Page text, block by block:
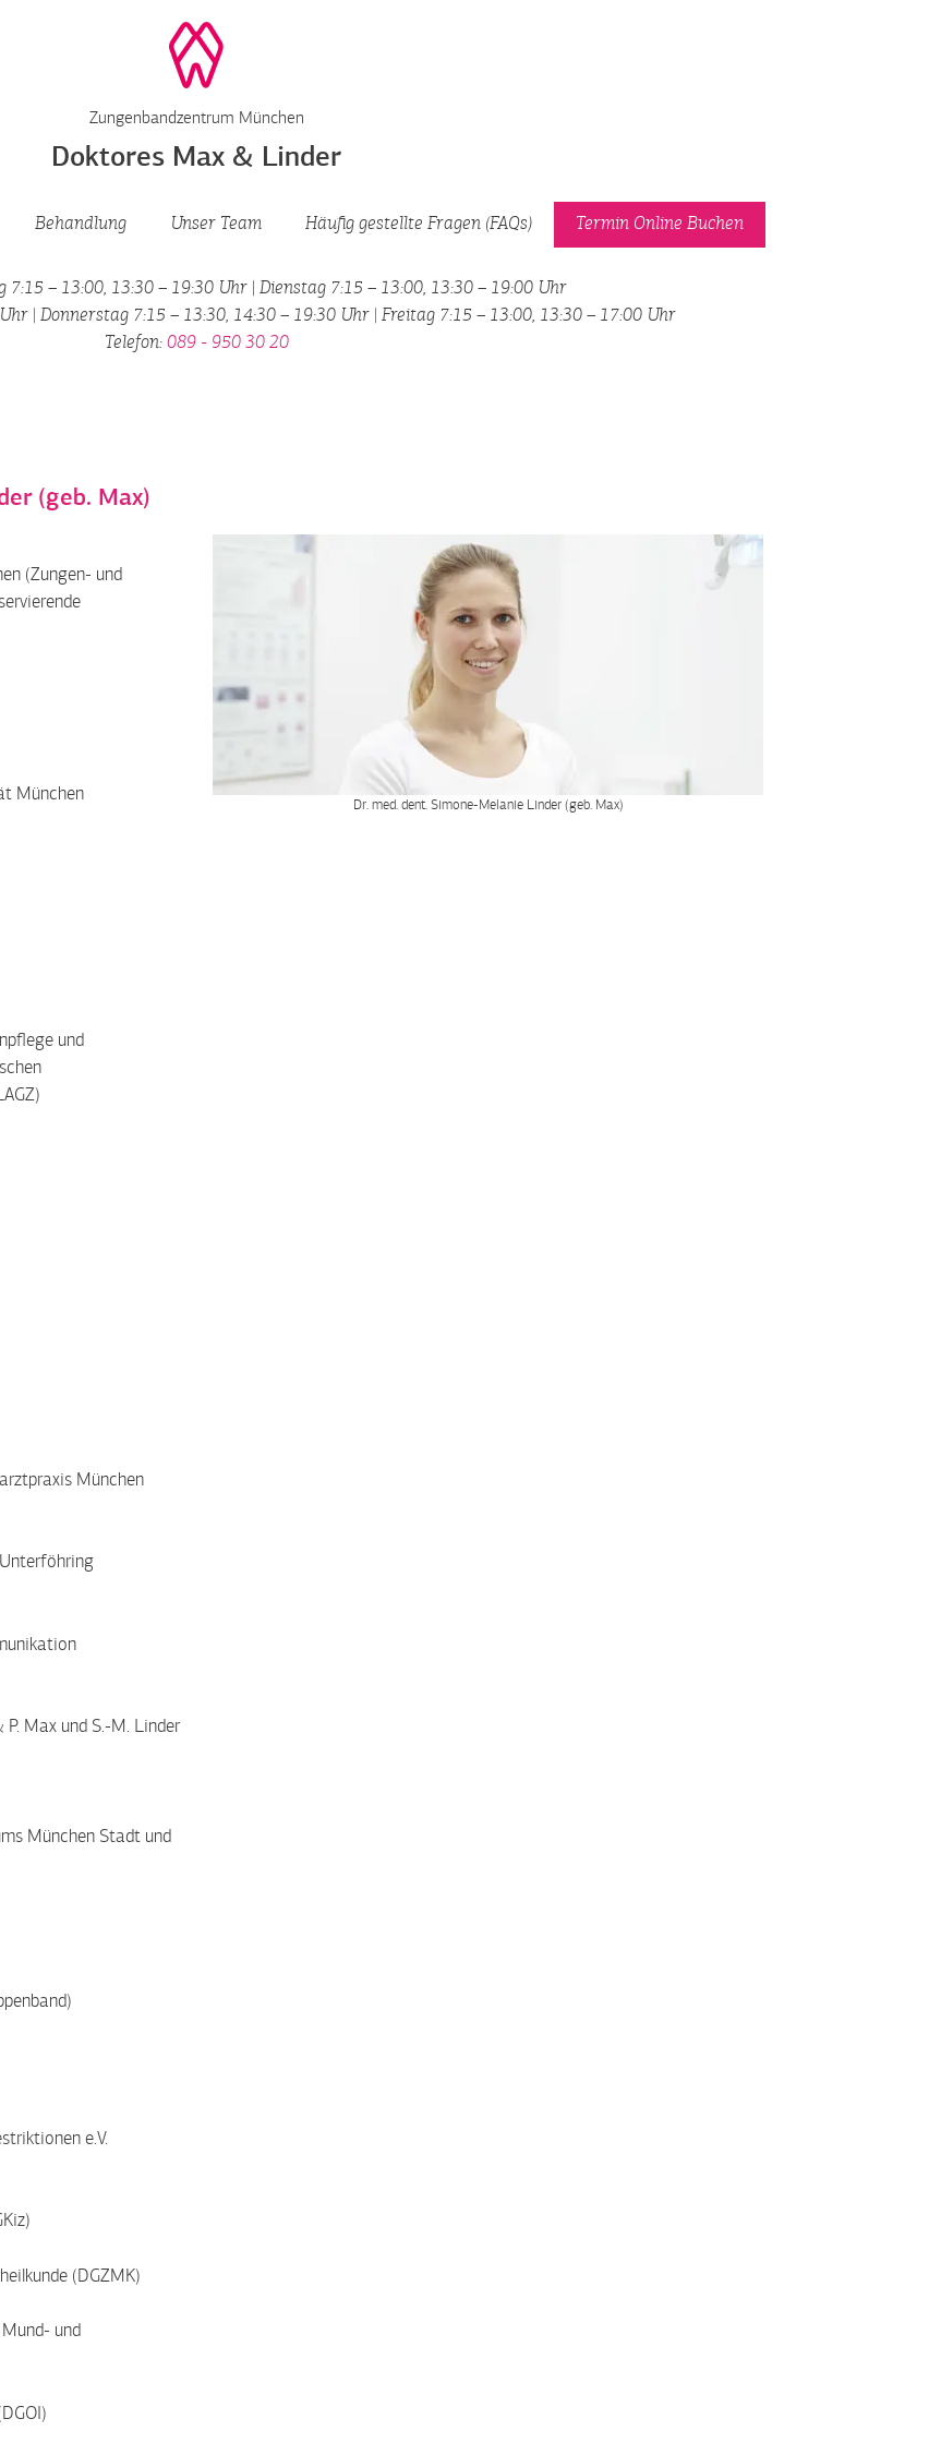
Zungenbandzentrum München
Doktores Max & Linder
Behandlung Unser Team Häufig gestellte Fragen (FAQs) Termin Online Buchen
7:15 – 13:00, 13:30 – 19:30 Uhr | Dienstag 7:15 – 13:00, 13:30 – 19:00 Uhr
| Donnerstag 7:15 – 13:30, 14:30 – 19:30 Uhr | Freitag 7:15 – 13:00, 13:30 – 17:00 Uhr
Telefon: 089 - 950 30 20
(geb. Max)
(Zungen- und
München
und
München
Max und S.-M. Linder
München Stadt und
e.V.
(DGZMK)
und
Dr. med. dent. Simone-Melanie Linder (geb. Max)